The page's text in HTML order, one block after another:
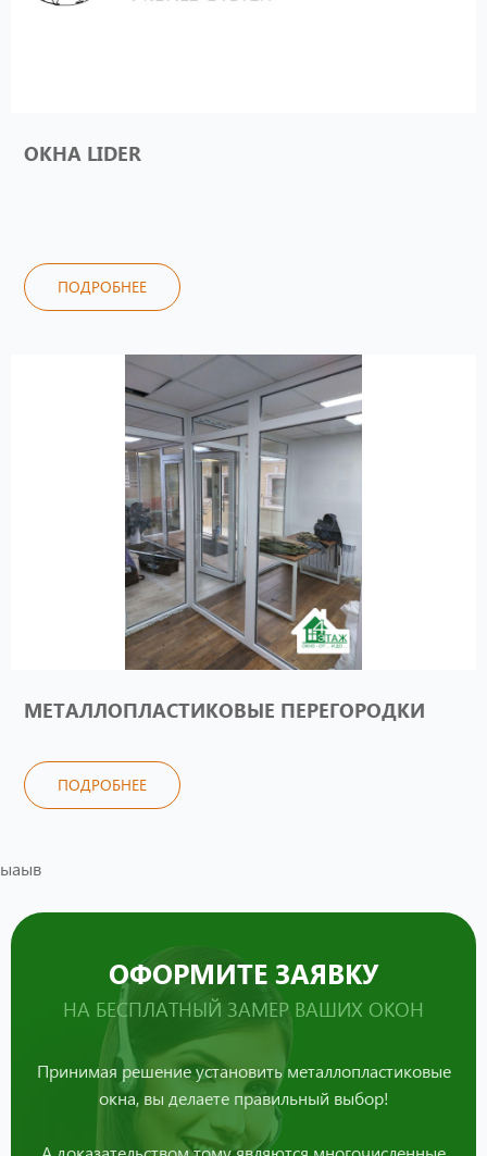
ОКНА LIDER
ПОДРОБНЕЕ
МЕТАЛЛОПЛАСТИКОВЫЕ ПЕРЕГОРОДКИ
ПОДРОБНЕЕ
ыаыв
ОФОРМИТЕ ЗАЯВКУ
НА БЕСПЛАТНЫЙ ЗАМЕР ВАШИХ ОКОН
Принимая решение установить металлопластиковые
окна, вы делаете правильный выбор!